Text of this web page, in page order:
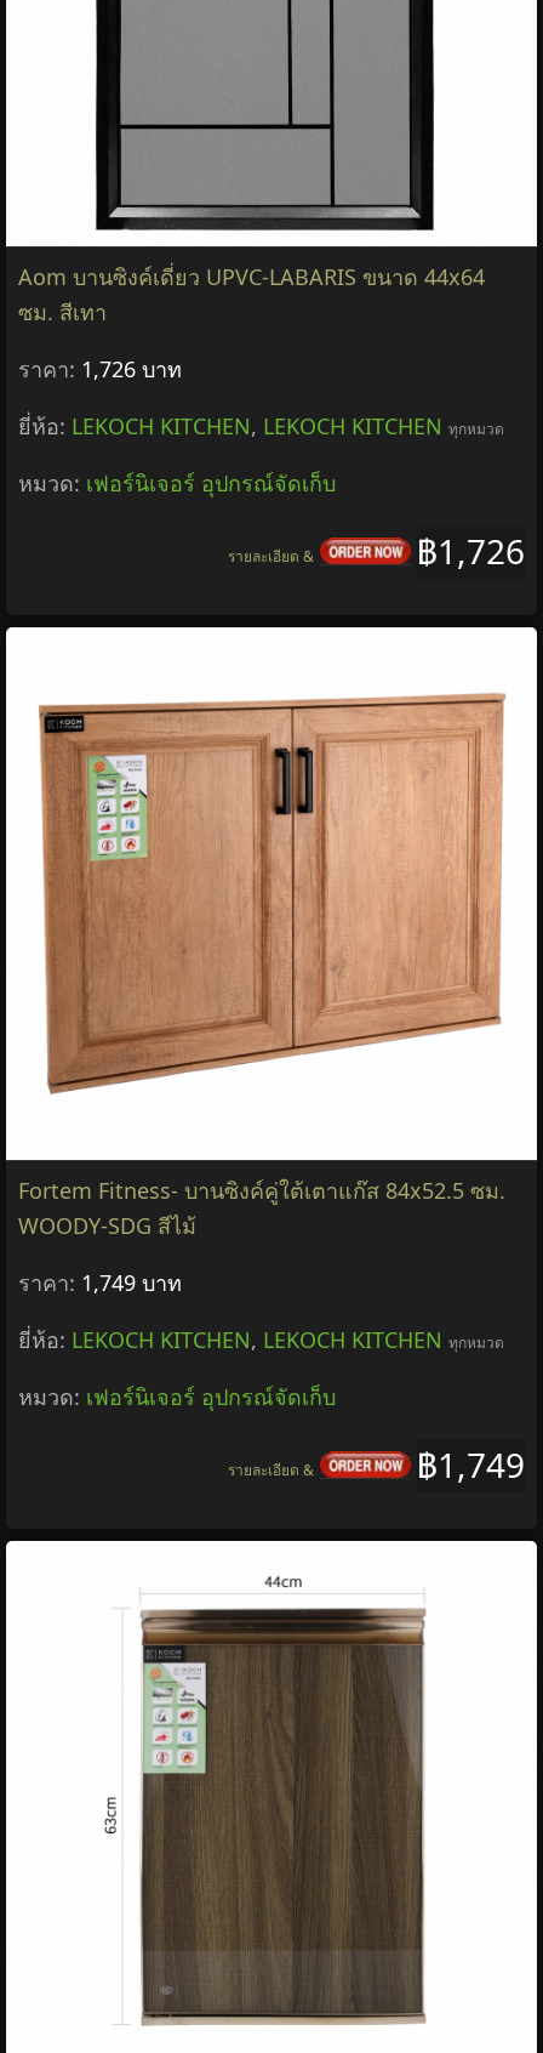
Aom บานซิงค์เดี่ยว UPVC-LABARIS ขนาด 44x64
ซม. สีเทา
ราคา: 1,726 บาท
ยี่ห้อ: LEKOCH KITCHEN, LEKOCH KITCHEN ทุกหมวด
หมวด: เฟอร์นิเจอร์ อุปกรณ์จัดเก็บ
฿1,726
รายละเอียด &
Fortem Fitness- บานซิงค์คู่ใต้เตาแก๊ส 84x52.5 ซม.
WOODY-SDG สีไม้
ราคา: 1,749 บาท
ยี่ห้อ: LEKOCH KITCHEN, LEKOCH KITCHEN ทุกหมวด
หมวด: เฟอร์นิเจอร์ อุปกรณ์จัดเก็บ
฿1,749
รายละเอียด &